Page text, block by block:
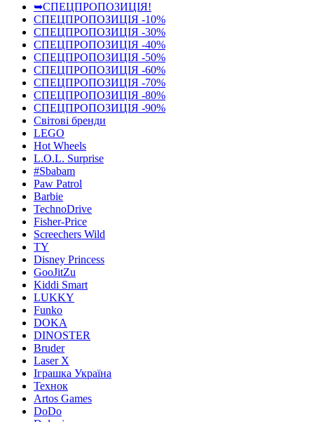
➥СПЕЦПРОПОЗИЦІЯ!
СПЕЦПРОПОЗИЦІЯ -10%
СПЕЦПРОПОЗИЦІЯ -30%
СПЕЦПРОПОЗИЦІЯ -40%
СПЕЦПРОПОЗИЦІЯ -50%
СПЕЦПРОПОЗИЦІЯ -60%
СПЕЦПРОПОЗИЦІЯ -70%
СПЕЦПРОПОЗИЦІЯ -80%
СПЕЦПРОПОЗИЦІЯ -90%
Світові бренди
LEGO
Hot Wheels
L.O.L. Surprise
#Sbabam
Paw Patrol
Barbie
TechnoDrive
Fisher-Price
Screechers Wild
TY
Disney Princess
GooJitZu
Kiddi Smart
LUKKY
Funko
DOKA
DINOSTER
Bruder
Laser X
Іграшка Україна
Технок
Artos Games
DoDo